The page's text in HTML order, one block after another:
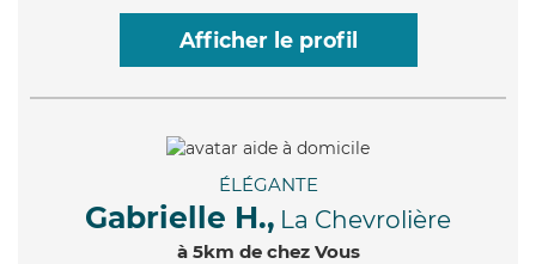
Afficher le profil
ÉLÉGANTE
Gabrielle H., La Chevrolière
à 5km de chez Vous